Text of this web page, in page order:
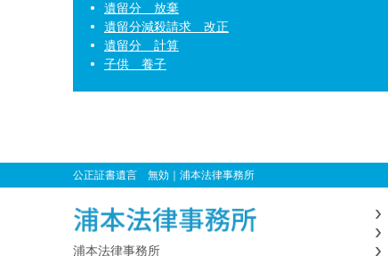
遺留分 放棄
遺留分減殺請求 改正
遺留分 計算
子供 養子
公正証書遺言 無効 ｜浦本法律事務所
浦本法律事務所